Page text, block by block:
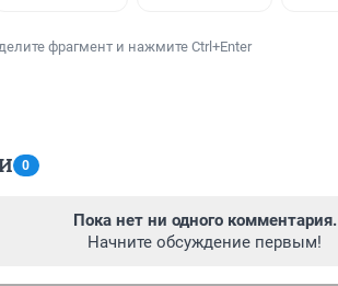
фрагмент и нажмите Ctrl+Enter
0
Пока нет ни одного комментария.
Начните обсуждение первым!